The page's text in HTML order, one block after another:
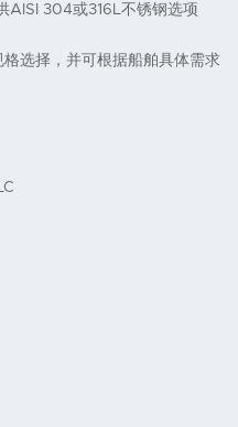
AISI 304或316L不锈钢选项
选择，并可根据船舶具体需求